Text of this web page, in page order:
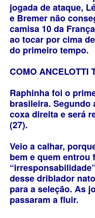
jogada de ataque,
e Bremer não
camisa 10 da
ao tocar por cima
do primeiro tempo.
COMO ANCELOTTI
Raphinha foi o
brasileira. Segundo
coxa direita e será
(27).
Veio a calhar,
bem e quem entrou
desse driblador
para a seleção. As
passaram a fluir.